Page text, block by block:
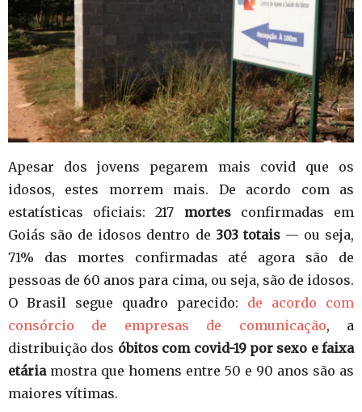
Apesar dos jovens pegarem mais covid que os
idosos, estes morrem mais. De acordo com as
estatísticas oficiais: 217 mortesconfirmadas em
Goiás são de idosos dentro de 303 totais— ou seja,
71% das mortes confirmadas até agora são de
pessoas de 60 anos para cima, ou seja, são de idosos.
O Brasil segue quadro parecido: de acordo com
consórcio de empresas de comunicação, a
distribuição dos óbitos com covid-19 por sexo e faixa
etáriamostra que homens entre 50 e 90 anos são as
maiores vítimas.